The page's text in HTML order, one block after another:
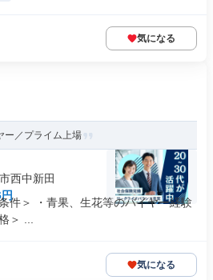
気になる
ー／プライム上場
西中新田
件＞ ・青果、生花等のバイヤー経験
＞ ...
気になる